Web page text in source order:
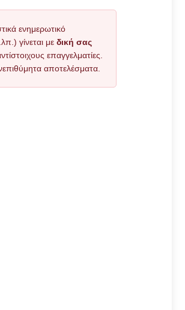
ενημερωτικό
γίνεται με δική σας
επαγγελματίες.
αποτελέσματα.